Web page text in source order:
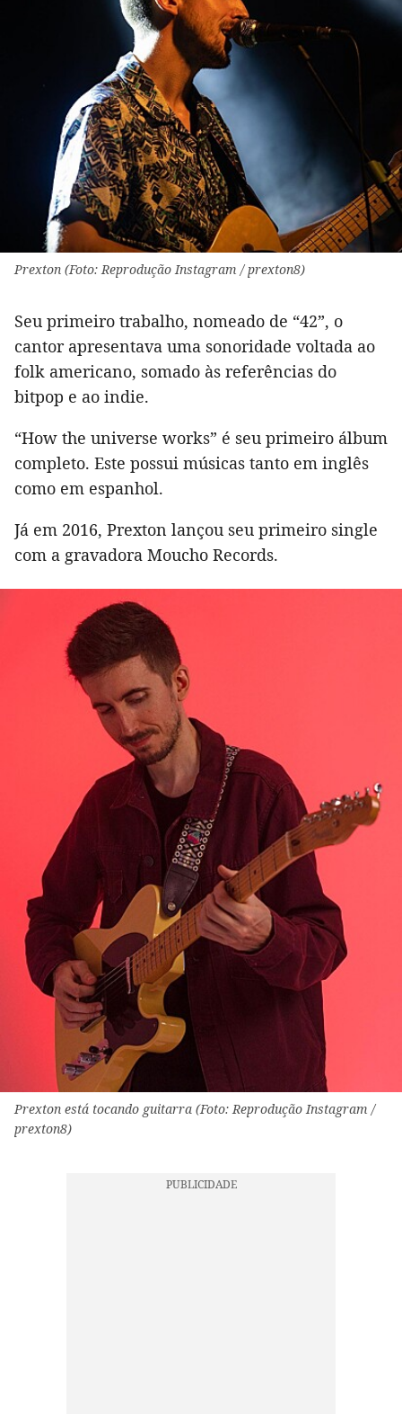
Prexton (Foto: Reprodução Instagram / prexton8)
Seu primeiro trabalho, nomeado de “42”, o
cantor apresentava uma sonoridade voltada ao
folk americano, somado às referências do
bitpop e ao indie.
“How the universe works” é seu primeiro álbum
completo. Este possui músicas tanto em inglês
como em espanhol.
Já em 2016, Prexton lançou seu primeiro single
com a gravadora Moucho Records.
Prexton está tocando guitarra (Foto: Reprodução Instagram /
prexton8)